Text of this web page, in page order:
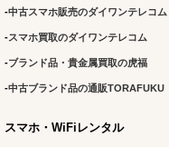
中古スマホ販売のダイワンテレコム
スマホ買取のダイワンテレコム
ブランド品・貴金属買取の虎福
中古ブランド品の通販TORAFUKU
スマホ・WiFiレンタル